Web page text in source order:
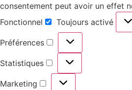
consentement peut avoir un effet
Fonctionnel
Toujours activé
Préférences
Statistiques
Marketing